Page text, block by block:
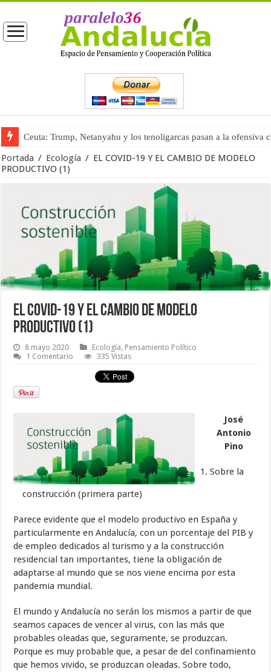
Ceuta: Trump, Netanyahu y los tenoligarcas pasan a la ofensiva
La masificación turística (tercera parte)
Portada / Ecología / EL COVID-19 Y EL CAMBIO DE MODELO
PRODUCTIVO (1)
EL COVID-19 Y EL CAMBIO DE MODELO
PRODUCTIVO (1)
8 mayo 2020 Ecología Pensamiento Político
1 Comentario
335 Vistas
José
Antonio
Pino
Sobre la
construcción (primera parte)
Parece evidente que el modelo productivo en España y
particularmente en Andalucía, con un porcentaje del PIB y
de empleo dedicados al turismo y a la construcción
residencial tan importantes, tiene la obligación de
adaptarse al mundo que se nos viene encima por esta
pandemia mundial.
El mundo y Andalucía no serán los mismos a partir de que
seamos capaces de vencer al virus, con las más que
probables oleadas que, seguramente, se produzcan.
Porque es muy probable que, a pesar de del confinamiento
que hemos vivido, se produzcan oleadas. Sobre todo,